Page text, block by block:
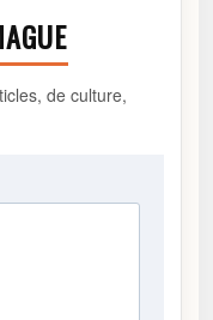
de culture,